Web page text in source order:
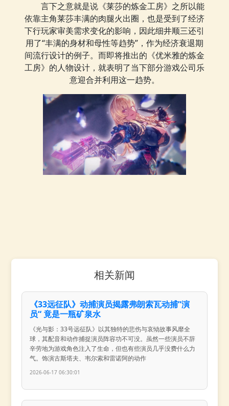
言下之意就是说《莱莎的炼金工房》之所以能
依靠主角莱莎丰满的肉腿火出圈，也是受到了经济
下行玩家审美需求变化的影响，因此细井顺三还引
用了“丰满的身材和母性等趋势”，作为经济衰退期
间流行设计的例子。而即将推出的《优米雅的炼金
工房》的人物设计，就表明了当下部分游戏公司乐
意迎合并利用这一趋势。
相关新闻
《33远征队》动捕演员揭露弗朗索瓦动捕”演
员“ 竟是一瓶矿泉水
《光与影：33号远征队》以其独特的悲伤与哀恸故事风靡全
球，其配音和动作捕捉演员阵容功不可没。虽然一些演员不辞
辛劳地为游戏角色注入了生命，但也有些演员几乎没费什么力
气。饰演古斯塔夫、韦尔索和雷诺阿的动作
2026-06-17 06:30:01